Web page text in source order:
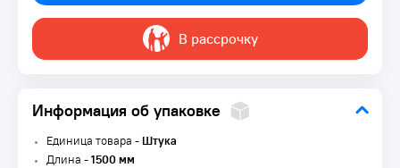
В рассрочку
Информация об упаковке
Единица товара -Штука
Длина -1500 мм